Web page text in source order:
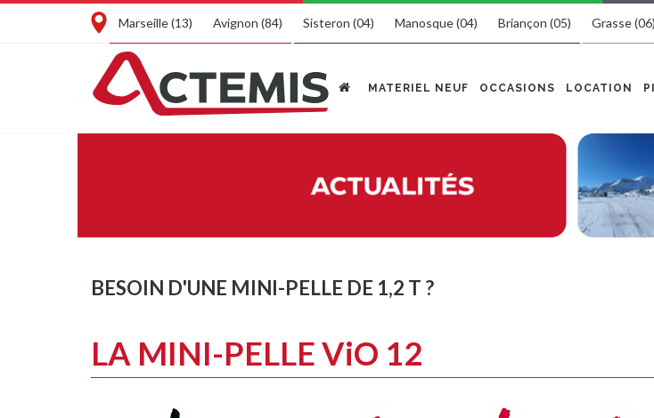
Marseille (13) Avignon (84) Sisteron (04) Manosque (04) Briançon (05) Grasse (06)
MATERIEL NEUF OCCASIONS LOCATION
BESOIN D'UNE MINI-PELLE DE 1,2 T ?
LA MINI-PELLE ViO 12